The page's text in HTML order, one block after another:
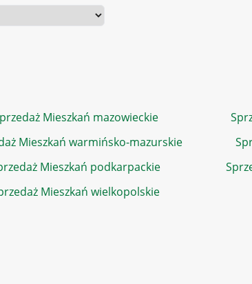
Mieszkań mazowieckie
Mieszkań warmińsko-mazurskie
Mieszkań podkarpackie
Mieszkań wielkopolskie